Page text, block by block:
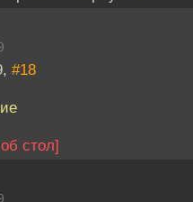
#18
стол]